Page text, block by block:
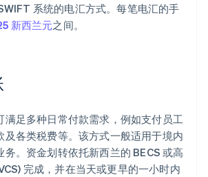
系统的电汇方式。每笔电汇的手
新西兰元之间。
满足多种日常付款需求，例如支付员工
及各类税费等。该方式一般适用于境内
。资金划转依托新西兰的 BECS 或高
完成，并在当天或更早的一小时内